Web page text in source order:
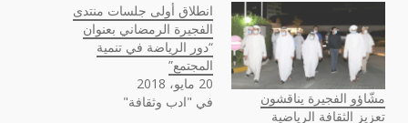
مشّاؤو الفجيرة يناقشون
تعزيز الثقافة الرياضية
انطلاق أولى جلسات منتدى
الفجيرة الرمضاني بعنوان
“دور الرياضة في تنمية
المجتمع”
20 مايو، 2018
في "ادب وثقافة"